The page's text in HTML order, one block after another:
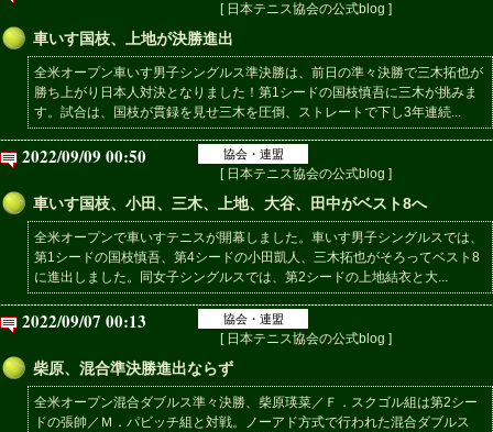
[ 日本テニス協会の公式blog ]
車いす国枝、上地が決勝進出
全米オープン車いす男子シングルス準決勝は、前日の準々決勝で三木拓也が
勝ち上がり日本人対決となりました！第1シードの国枝慎吾に三木が挑みま
す。試合は、国枝が貫録を見せ三木を圧倒、ストレートで下し3年連続...
2022/09/09 00:50 協会・連盟
[ 日本テニス協会の公式blog ]
車いす国枝、小田、三木、上地、大谷、田中がベスト8へ
全米オープンで車いすテニスが開幕しました。車いす男子シングルスでは、
第1シードの国枝慎吾、第4シードの小田凱人、三木拓也がそろってベスト8
に進出しました。同女子シングルスでは、第2シードの上地結衣と大...
2022/09/07 00:13 協会・連盟
[ 日本テニス協会の公式blog ]
柴原、混合準決勝進出ならず
全米オープン混合ダブルス準々決勝、柴原瑛菜／Ｆ．スクゴル組は第2シー
ドの張帥／Ｍ．パビッチ組と対戦。ノーアド方式で行われた混合ダブルス